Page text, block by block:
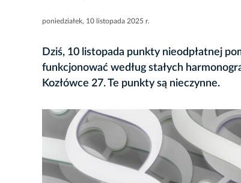
poniedziałek, 10 listopada 2025 r.
Dziś, 10 listopada punkty nieodpłatnej
funkcjonować według stałych
Kozłówce 27. Te punkty są nieczynne.